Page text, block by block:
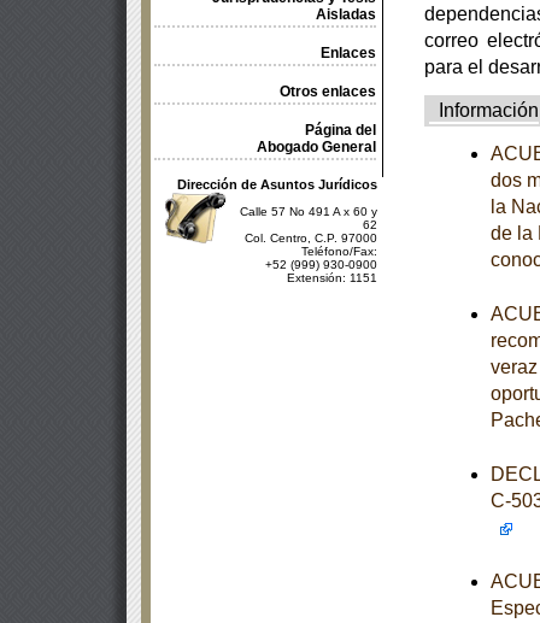
Aisladas
Enlaces
Otros enlaces
Página del
Abogado General
Dirección de Asuntos Jurídicos
Calle 57 No 491 A x 60 y
62
Col. Centro, C.P. 97000
Teléfono/Fax:
+52 (999) 930-0900
Extensión: 1151
correo
para el
Información
dos
la
de la
C-